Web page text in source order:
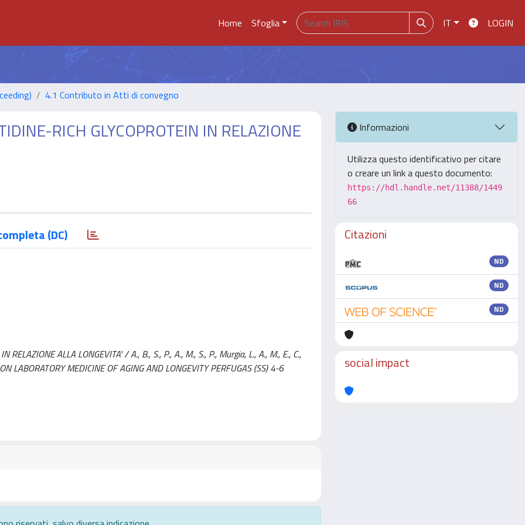
Home Sfoglia IT LOGIN
4.1 Contributo in Atti di convegno
RICH GLYCOPROTEIN IN RELAZIONE
(DC)
RELAZIONE ALLA LONGEVITA' / A., B., S., P., A., M., S., P., Murgia, L., A., M., E., C.,
LABORATORY MEDICINE OF AGING AND LONGEVITY PERFUGAS (SS) 4-6
Informazioni
Utilizza questo identificativo per citare
o creare un link a questo documento:
https://hdl.handle.net/11388/1449
66
Citazioni
ND
ND
ND
social impact